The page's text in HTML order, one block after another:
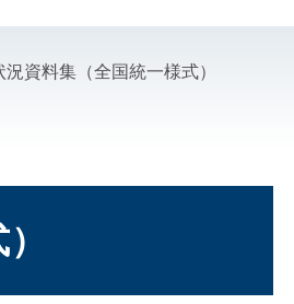
索
況資料集（全国統一様式）